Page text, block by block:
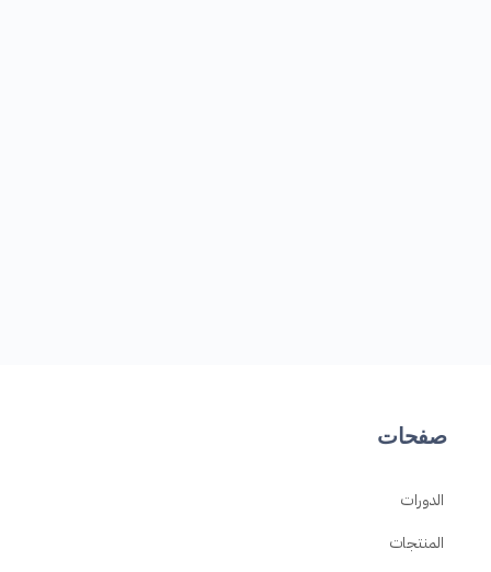
صفحات
الدورات
المنتجات